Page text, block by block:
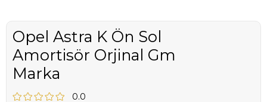
Opel Astra K Ön Sol
Amortisör Orjinal Gm
Marka
0.0